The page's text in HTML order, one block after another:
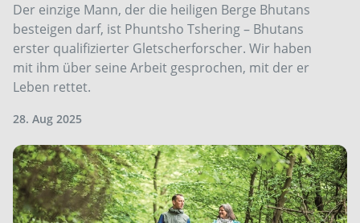
Der einzige Mann, der die heiligen Berge Bhutans
besteigen darf, ist Phuntsho Tshering – Bhutans
erster qualifizierter Gletscherforscher. Wir haben
mit ihm über seine Arbeit gesprochen, mit der er
Leben rettet.
28. Aug 2025